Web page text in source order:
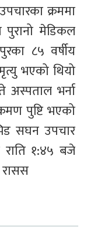
क्रममा
मेडिकल
८५ वर्षीय
भएको थियो
अस्पताल भर्ना
पुष्टि भएको
सघन उपचार
१:४५ बजे